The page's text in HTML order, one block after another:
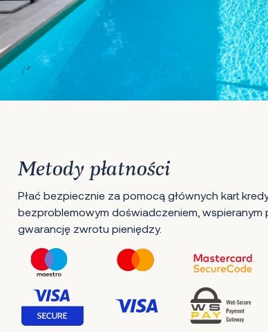
Metody płatności
Płać bezpiecznie za pomocą głównych kart
bezproblemowym doświadczeniem, wspieranym
gwarancję zwrotu pieniędzy.